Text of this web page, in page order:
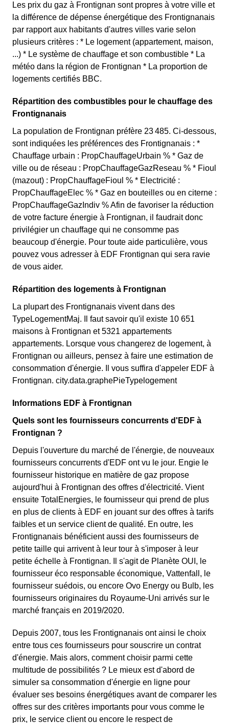
Les prix du gaz à Frontignan sont propres à votre ville et
la différence de dépense énergétique des Frontignanais
par rapport aux habitants d'autres villes varie selon
plusieurs critères : * Le logement (appartement, maison,
...) * Le système de chauffage et son combustible * La
météo dans la région de Frontignan * La proportion de
logements certifiés BBC.
Répartition des combustibles pour le chauffage des
Frontignanais
La population de Frontignan préfère 23 485. Ci-dessous,
sont indiquées les préférences des Frontignanais : *
Chauffage urbain : PropChauffageUrbain % * Gaz de
ville ou de réseau : PropChauffageGazReseau % * Fioul
(mazout) : PropChauffageFioul % * Electricité :
PropChauffageElec % * Gaz en bouteilles ou en citerne :
PropChauffageGazIndiv % Afin de favoriser la réduction
de votre facture énergie à Frontignan, il faudrait donc
privilégier un chauffage qui ne consomme pas
beaucoup d'énergie. Pour toute aide particulière, vous
pouvez vous adresser à EDF Frontignan qui sera ravie
de vous aider.
Répartition des logements à Frontignan
La plupart des Frontignanais vivent dans des
TypeLogementMaj. Il faut savoir qu'il existe 10 651
maisons à Frontignan et 5321 appartements
appartements. Lorsque vous changerez de logement, à
Frontignan ou ailleurs, pensez à faire une estimation de
consommation d'énergie. Il vous suffira d'appeler EDF à
Frontignan. city.data.graphePieTypelogement
Informations EDF à Frontignan
Quels sont les fournisseurs concurrents d'EDF à
Frontignan ?
Depuis l'ouverture du marché de l'énergie, de nouveaux
fournisseurs concurrents d'EDF ont vu le jour. Engie le
fournisseur historique en matière de gaz propose
aujourd'hui à Frontignan des offres d'électricité. Vient
ensuite TotalEnergies, le fournisseur qui prend de plus
en plus de clients à EDF en jouant sur des offres à tarifs
faibles et un service client de qualité. En outre, les
Frontignanais bénéficient aussi des fournisseurs de
petite taille qui arrivent à leur tour à s'imposer à leur
petite échelle à Frontignan. Il s'agit de Planète OUI, le
fournisseur éco responsable économique, Vattenfall, le
fournisseur suédois, ou encore Ovo Energy ou Bulb, les
fournisseurs originaires du Royaume-Uni arrivés sur le
marché français en 2019/2020.
Depuis 2007, tous les Frontignanais ont ainsi le choix
entre tous ces fournisseurs pour souscrire un contrat
d'énergie. Mais alors, comment choisir parmi cette
multitude de possibilités ? Le mieux est d'abord de
simuler sa consommation d'énergie en ligne pour
évaluer ses besoins énergétiques avant de comparer les
offres sur des critères importants pour vous comme le
prix, le service client ou encore le respect de